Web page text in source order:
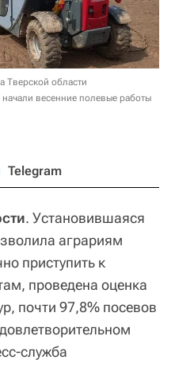
Тверской области
весенние полевые работы
Telegram
. Установившаяся
аграриям
приступить к
проведена оценка
почти 97,8% посевов
служба